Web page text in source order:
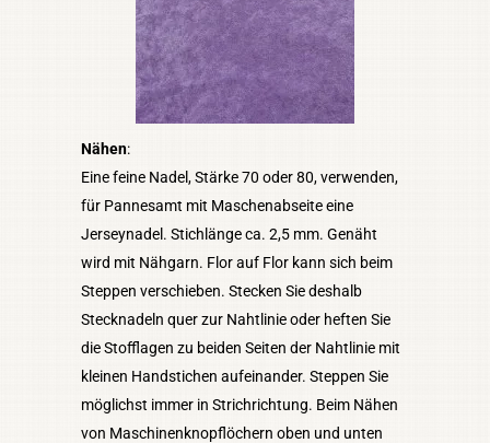
Nähen:
Eine feine Nadel, Stärke 70 oder 80, verwenden,
für Pannesamt mit Maschenabseite eine
Jerseynadel. Stichlänge ca. 2,5 mm. Genäht
wird mit Nähgarn. Flor auf Flor kann sich beim
Steppen verschieben. Stecken Sie deshalb
Stecknadeln quer zur Nahtlinie oder heften Sie
die Stofflagen zu beiden Seiten der Nahtlinie mit
kleinen Handstichen aufeinander. Steppen Sie
möglichst immer in Strichrichtung. Beim Nähen
von Maschinenknopflöchern oben und unten